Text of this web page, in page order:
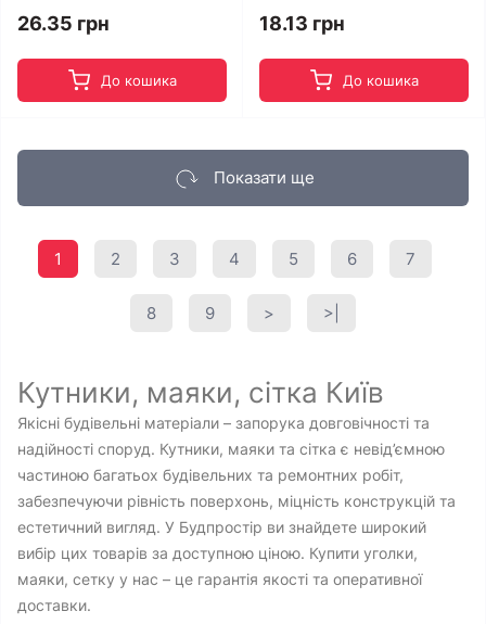
26.35 грн
До кошика
18.13 грн
До кошика
Показати ще
1 2 3 4 5 6 7
8 9 > >|
Кутники, маяки, сітка Київ
Якісні будівельні матеріали – запорука довговічності та
надійності споруд. Кутники, маяки та сітка є невід’ємною
частиною багатьох будівельних та ремонтних робіт,
забезпечуючи рівність поверхонь, міцність конструкцій та
естетичний вигляд. У Будпростір ви знайдете широкий
вибір цих товарів за доступною ціною. Купити уголки,
маяки, сетку у нас – це гарантія якості та оперативної
доставки.